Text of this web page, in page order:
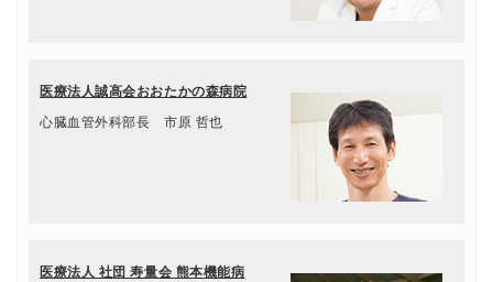
医療法人誠高会おおたかの森病院
心臓血管外科部長 市原 哲也
医療法人 社団 寿量会 熊本機能病